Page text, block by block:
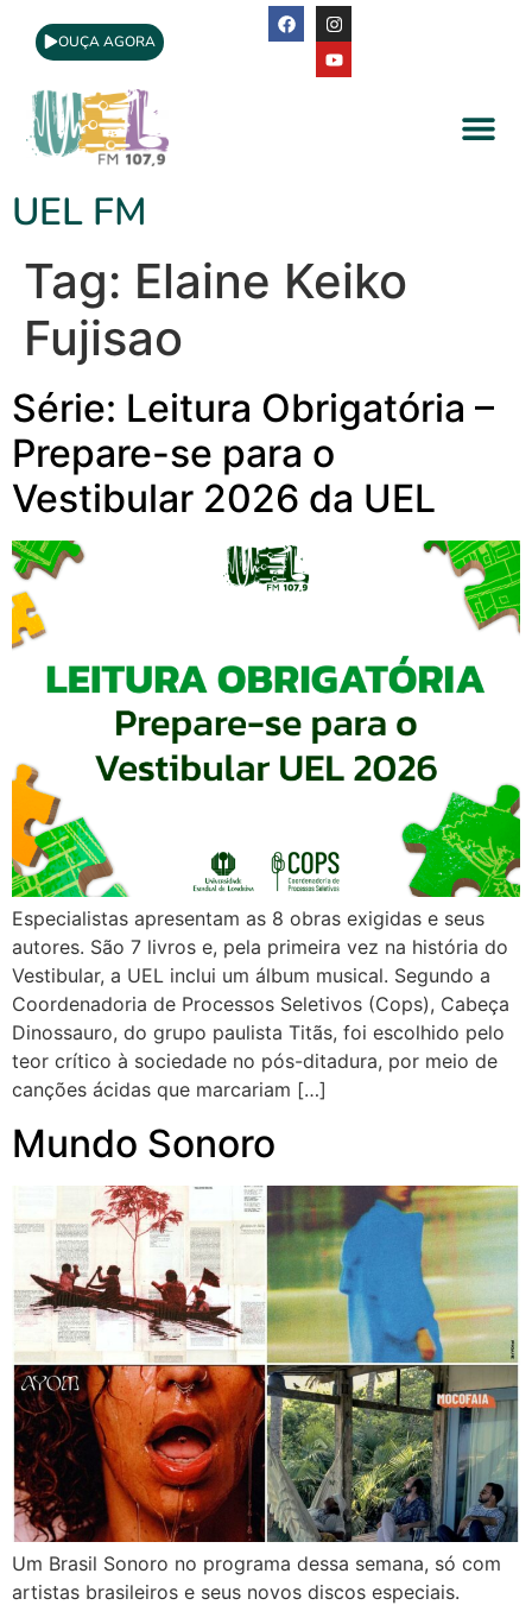
OUÇA AGORA
UEL FM
Tag: Elaine Keiko
Fujisao
Série: Leitura Obrigatória –
Prepare-se para o
Vestibular 2026 da UEL
Especialistas apresentam as 8 obras exigidas e seus
autores. São 7 livros e, pela primeira vez na história do
Vestibular, a UEL inclui um álbum musical. Segundo a
Coordenadoria de Processos Seletivos (Cops), Cabeça
Dinossauro, do grupo paulista Titãs, foi escolhido pelo
teor crítico à sociedade no pós-ditadura, por meio de
canções ácidas que marcariam […]
Mundo Sonoro
Um Brasil Sonoro no programa dessa semana, só com
artistas brasileiros e seus novos discos especiais.